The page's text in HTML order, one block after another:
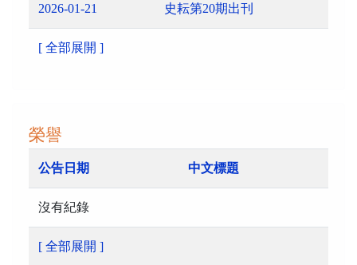
2026-01-21 史耘第20期出刊
[ 全部展開 ]
榮譽
公告日期 中文標題
沒有紀錄
[ 全部展開 ]